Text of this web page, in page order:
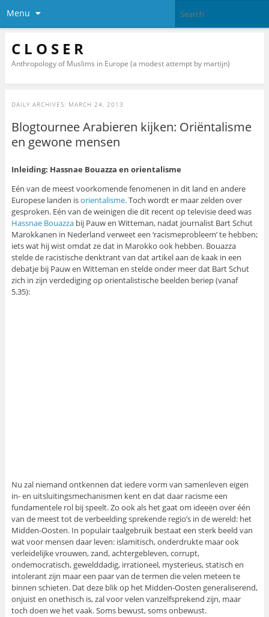
Menu
C L O S E R
Anthropology of Muslims in Europe (a modest attempt by martijn)
DAILY ARCHIVES: MARCH 24, 2013
Blogtournee Arabieren kijken: Oriëntalisme
en gewone mensen
Inleiding: Hassnae Bouazza en orientalisme
Eén van de meest voorkomende fenomenen in dit land en andere
Europese landen isorientalisme. Toch wordt er maar zelden over
gesproken. Eén van de weinigen die dit recent op televisie deed was
Hassnae Bouazza bij Pauw en Witteman, nadat journalist Bart Schut
Marokkanen in Nederland verweet een ‘racismeprobleem’ te hebben;
iets wat hij wist omdat ze dat in Marokko ook hebben. Bouazza
stelde de racistische denktrant van dat artikel aan de kaak in een
debatje bij Pauw en Witteman en stelde onder meer dat Bart Schut
zich in zijn verdediging op orientalistische beelden beriep (vanaf
5.35):
Nu zal niemand ontkennen dat iedere vorm van samenleven eigen
in- en uitsluitingsmechanismen kent en dat daar racisme een
fundamentele rol bij speelt. Zo ook als het gaat om ideeën over één
van de meest tot de verbeelding sprekende regio’s in de wereld: het
Midden-Oosten. In populair taalgebruik bestaat een sterk beeld van
wat voor mensen daar leven: islamitisch, onderdrukte maar ook
verleidelijke vrouwen, zand, achtergebleven, corrupt,
ondemocratisch, gewelddadig, irrationeel, mysterieus, statisch en
intolerant zijn maar een paar van de termen die velen meteen te
binnen schieten. Dat deze blik op het Midden-Oosten generaliserend,
onjuist en onethisch is, zal voor velen vanzelfsprekend zijn, maar
toch doen we het vaak. Soms bewust, soms onbewust.